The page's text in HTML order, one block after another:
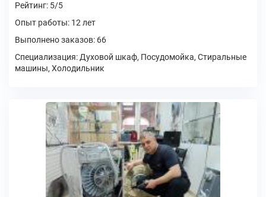
Рейтинг: 5/5
Опыт работы: 12 лет
Выполнено заказов: 66
Специализация: Духовой шкаф, Посудомойка, Стиральные
машины, Холодильник